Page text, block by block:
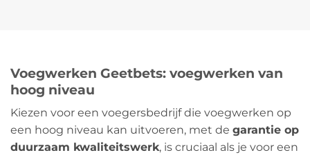
Voegwerken Geetbets: voegwerken van
hoog niveau
Kiezen voor een voegersbedrijf die voegwerken op
een hoog niveau kan uitvoeren, met de garantie op
duurzaam kwaliteitswerk, is cruciaal als je voor een